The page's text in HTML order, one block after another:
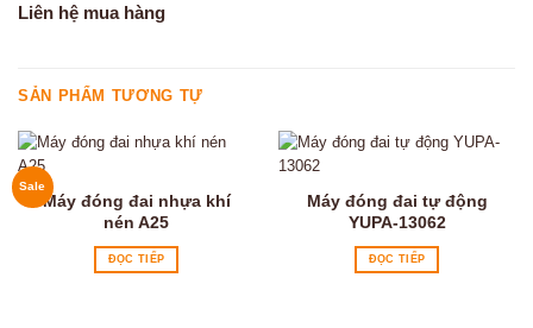
Liên hệ mua hàng
SẢN PHẨM TƯƠNG TỰ
Sale
Máy đóng đai nhựa khí
nén A25
ĐỌC TIẾP
Máy đóng đai tự động
YUPA-13062
ĐỌC TIẾP